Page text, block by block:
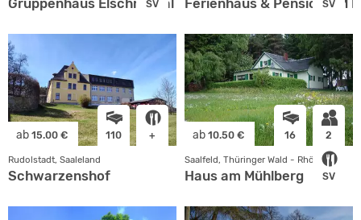
SV SV
ab 15.00 € 110 +
Rudolstadt, Saaleland
Schwarzenshof
ab 10.50 € 16 2
SV
Saalfeld, Thüringer Wald - Rhön
Haus am Mühlberg